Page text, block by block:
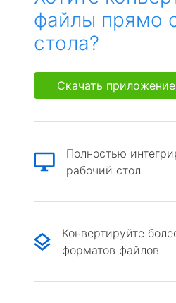
файлы прямо
стола?
Скачать приложение
Полностью
рабочий стол
Конвертируйте
форматов файлов